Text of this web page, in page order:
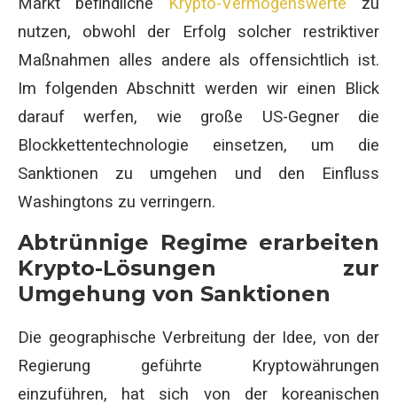
nutzen, obwohl der Erfolg solcher restriktiver
Maßnahmen alles andere als offensichtlich ist.
Im folgenden Abschnitt werden wir einen Blick
darauf werfen, wie große US-Gegner die
Blockkettentechnologie einsetzen, um die
Sanktionen zu umgehen und den Einfluss
Washingtons zu verringern.
Abtrünnige Regime erarbeiten
Krypto-Lösungen zur
Umgehung von Sanktionen
Die geographische Verbreitung der Idee, von der
Regierung geführte Kryptowährungen
einzuführen, hat sich von der koreanischen